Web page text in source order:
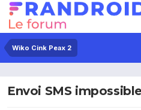
Wiko Cink Peax 2
Envoi SMS